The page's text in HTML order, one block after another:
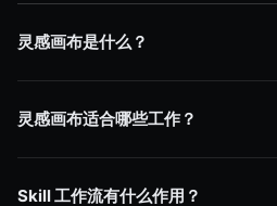
灵感画布是什么？
灵感画布适合哪些工作？
Skill 工作流有什么作用？